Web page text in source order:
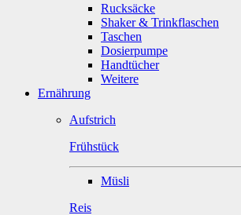
Rucksäcke
Shaker & Trinkflaschen
Taschen
Dosierpumpe
Handtücher
Weitere
Ernährung
Aufstrich
Frühstück
Müsli
Reis